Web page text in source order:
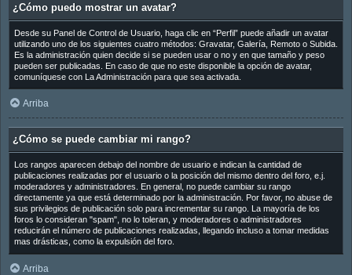
¿Cómo puedo mostrar un avatar?
Desde su Panel de Control de Usuario, haga clic en “Perfil” puede añadir un avatar
utilizando uno de los siguientes cuatro métodos: Gravatar, Galería, Remoto o Subida.
Es la administración quien decide si se pueden usar o no y en que tamaño y peso
pueden ser publicadas. En caso de que no este disponible la opción de avatar,
comuníquese con La Administración para que sea activada.
Arriba
¿Cómo se puede cambiar mi rango?
Los rangos aparecen debajo del nombre de usuario e indican la cantidad de
publicaciones realizadas por el usuario o la posición del mismo dentro del foro, e.j.
moderadores y administradores. En general, no puede cambiar su rango
directamente ya que está determinado por la administración. Por favor, no abuse de
sus privilegios de publicación solo para incrementar su rango. La mayoría de los
foros lo consideran "spam", no lo toleran, y moderadores o administradores
reducirán el número de publicaciones realizadas, llegando incluso a tomar medidas
mas drásticas, como la expulsión del foro.
Arriba